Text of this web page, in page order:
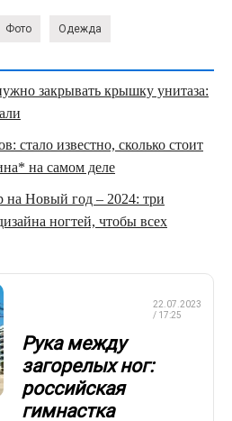
Фото Одежда
закрывать крышку унитаза:
стало известно, сколько стоит
на самом деле
Новый год – 2024: три
ногтей, чтобы всех
22.07.2023
/ 17:25
Рука между
загорелых ног:
российская
гимнастка